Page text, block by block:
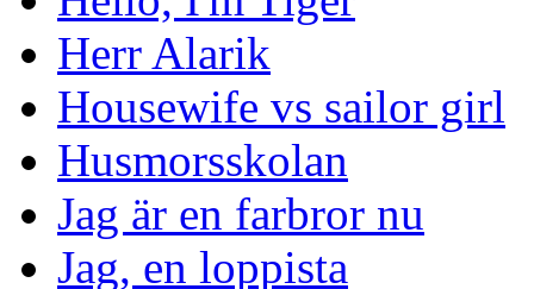
Herr Alarik
Housewife vs sailor girl
Husmorsskolan
Jag är en farbror nu
Jag, en loppista